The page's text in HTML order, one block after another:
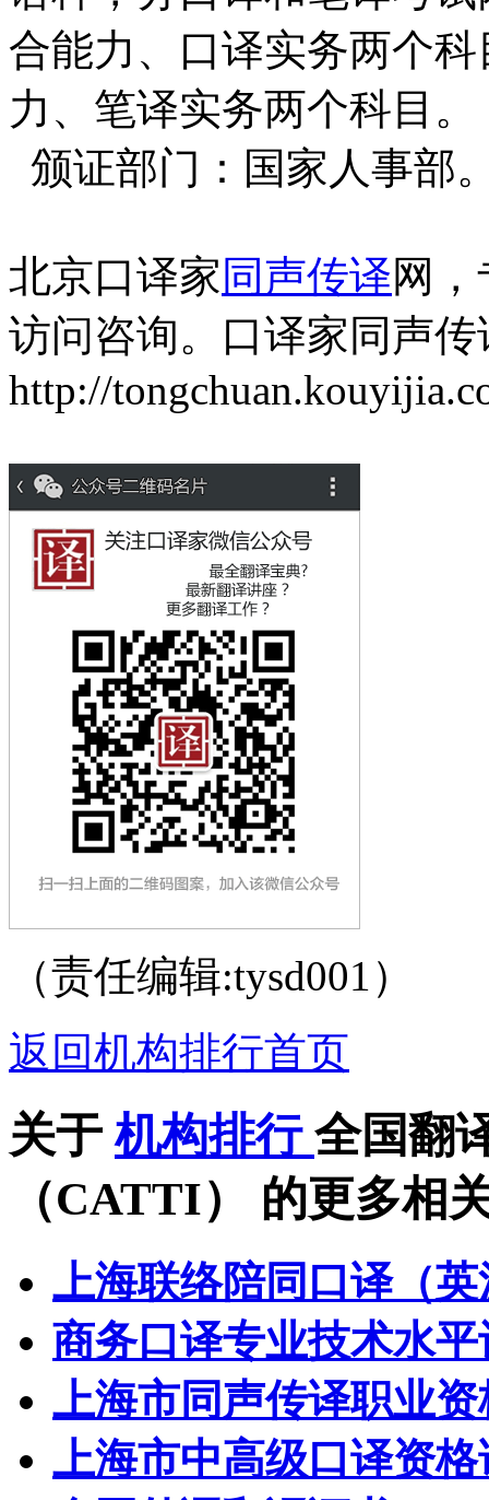
合能力、口译实务两个
力、笔译实务两个科目。
颁证部门：国家人事部
北京口译家 同声传译网
访问咨询。口译家同声
http://
（责任编辑:tysd001）
返回机构排行首页
关于机构排行 全国翻
（CATTI）
的更多相
上海联络陪同口译（
商务口译专业技术水
上海市同声传译职业
上海市中高级口译资格